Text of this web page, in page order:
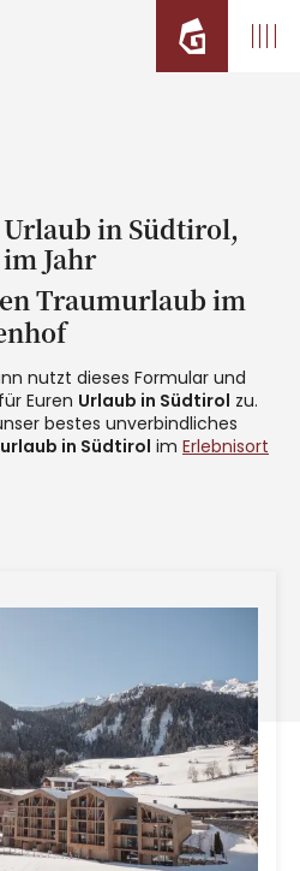
in Südtirol,
Jahr
Traumurlaub im
nutzt dieses Formular und
Euren Urlaub in Südtirol zu.
bestes unverbindliches
urlaub in Südtirol im Erlebnisort